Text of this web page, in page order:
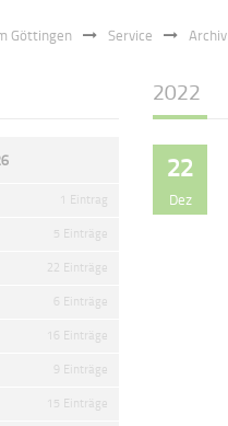
Göttingen Service Archiv
2022
22
Dez
1 Eintrag
5 Einträge
22 Einträge
6 Einträge
16 Einträge
9 Einträge
15 Einträge